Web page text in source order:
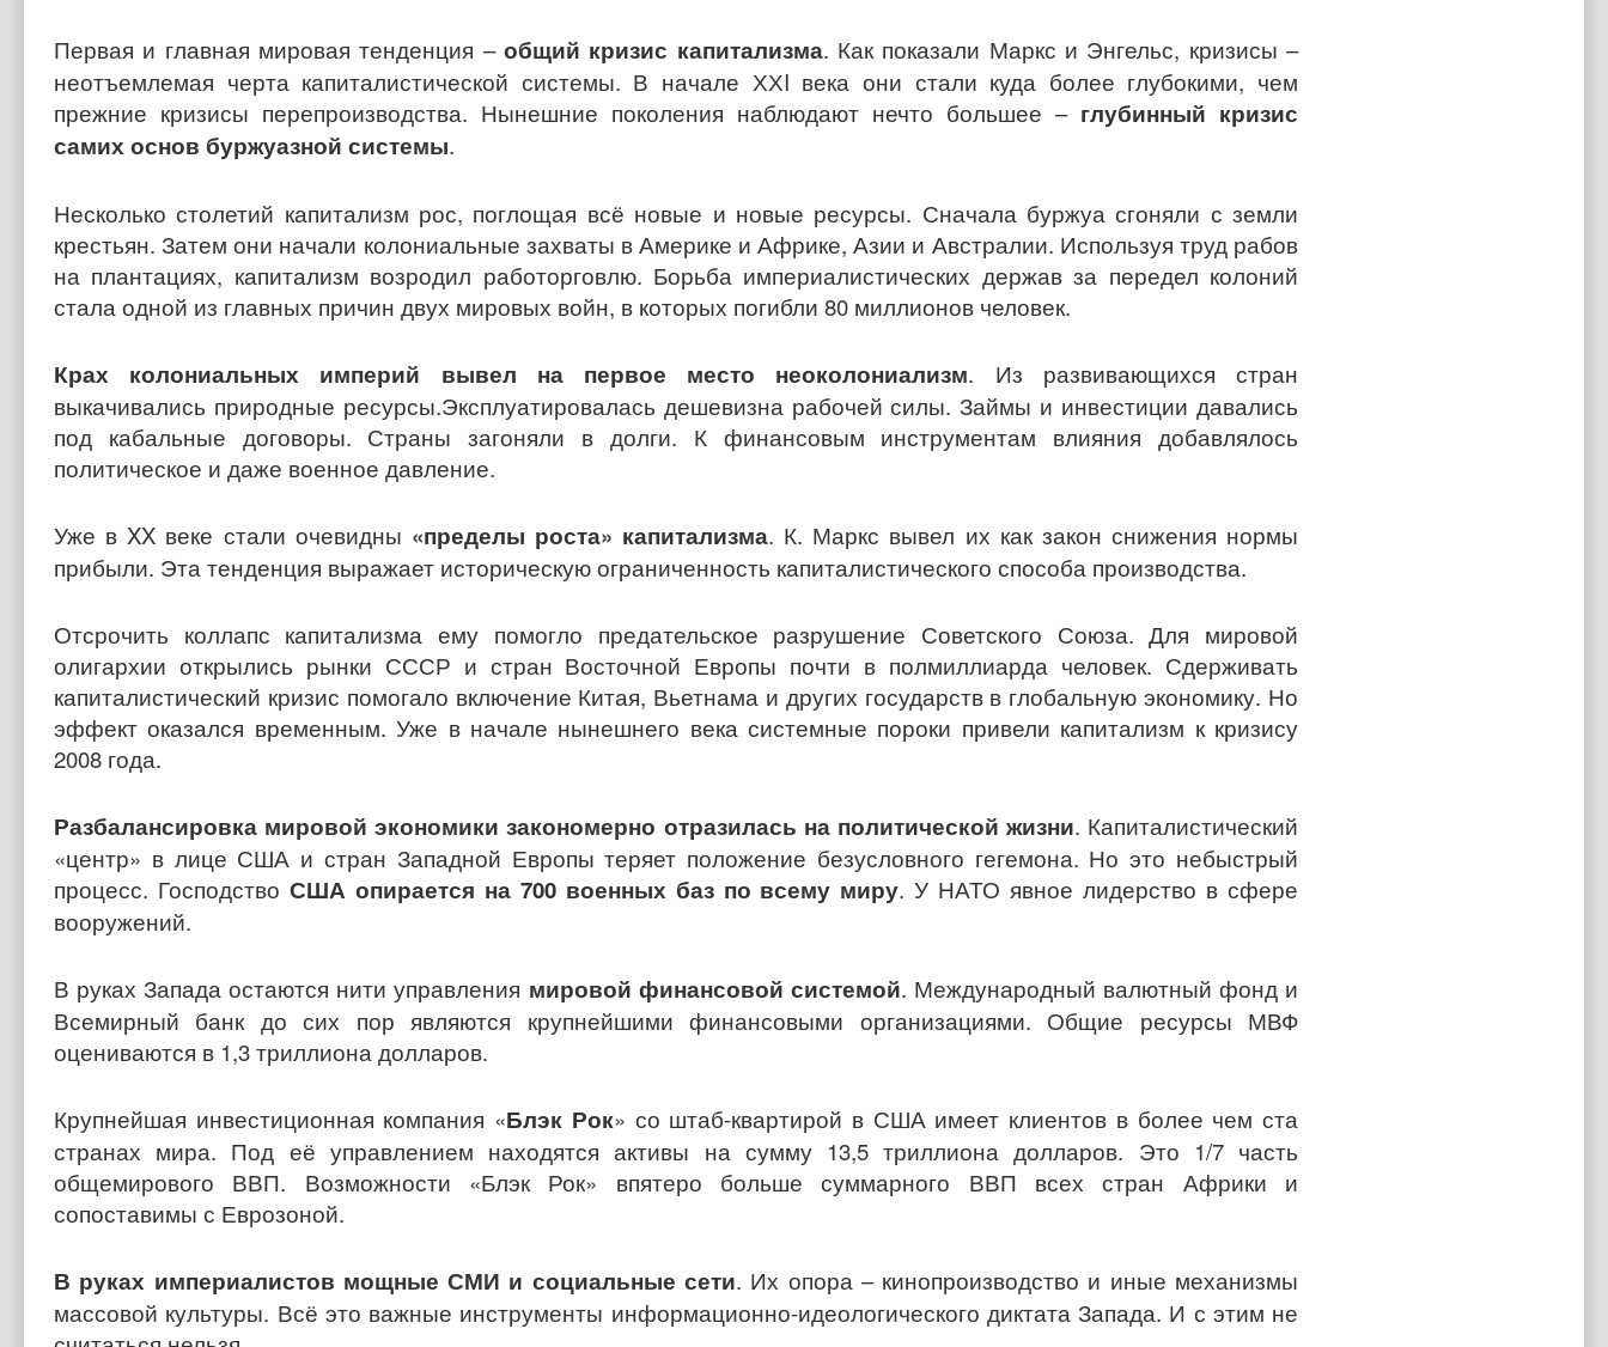
Первая и главная мировая тенденция – общий кризис капитализма. Как показали Маркс и Энгельс, кризисы –
неотъемлемая черта капиталистической системы. В начале ХХI века они стали куда более глубокими, чем
прежние кризисы перепроизводства. Нынешние поколения наблюдают нечто большее – глубинный кризис
самих основ буржуазной системы.
Несколько столетий капитализм рос, поглощая всё новые и новые ресурсы. Сначала буржуа сгоняли с земли
крестьян. Затем они начали колониальные захваты в Америке и Африке, Азии и Австралии. Используя труд рабов
на плантациях, капитализм возродил работорговлю. Борьба империалистических держав за передел колоний
стала одной из главных причин двух мировых войн, в которых погибли 80 миллионов человек.
Крах колониальных империй вывел на первое место неоколониализм. Из развивающихся стран
выкачивались природные ресурсы.Эксплуатировалась дешевизна рабочей силы. Займы и инвестиции давались
под кабальные договоры. Страны загоняли в долги. К финансовым инструментам влияния добавлялось
политическое и даже военное давление.
Уже в XX веке стали очевидны «пределы роста» капитализма. К. Маркс вывел их как закон снижения нормы
прибыли. Эта тенденция выражает историческую ограниченность капиталистического способа производства.
Отсрочить коллапс капитализма ему помогло предательское разрушение Советского Союза. Для мировой
олигархии открылись рынки СССР и стран Восточной Европы почти в полмиллиарда человек. Сдерживать
капиталистический кризис помогало включение Китая, Вьетнама и других государств в глобальную экономику. Но
эффект оказался временным. Уже в начале нынешнего века системные пороки привели капитализм к кризису
2008 года.
Разбалансировка мировой экономики закономерно отразилась на политической жизни. Капиталистический
«центр» в лице США и стран Западной Европы теряет положение безусловного гегемона. Но это небыстрый
процесс. Господство США опирается на 700 военных баз по всему миру. У НАТО явное лидерство в сфере
вооружений.
В руках Запада остаются нити управления мировой финансовой системой. Международный валютный фонд и
Всемирный банк до сих пор являются крупнейшими финансовыми организациями. Общие ресурсы МВФ
оцениваются в 1,3 триллиона долларов.
Крупнейшая инвестиционная компания «Блэк Рок» со штаб-квартирой в США имеет клиентов в более чем ста
странах мира. Под её управлением находятся активы на сумму 13,5 триллиона долларов. Это 1/7 часть
общемирового ВВП. Возможности «Блэк Рок» впятеро больше суммарного ВВП всех стран Африки и
сопоставимы с Еврозоной.
В руках империалистов мощные СМИ и социальные сети. Их опора – кинопроизводство и иные механизмы
массовой культуры. Всё это важные инструменты информационно-идеологического диктата Запада. И с этим не